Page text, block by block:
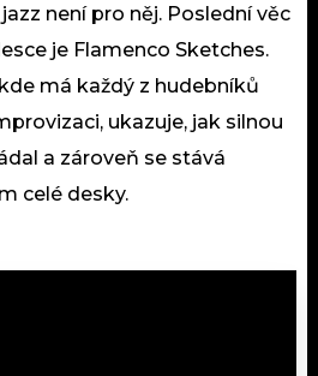
není pro něj. Poslední věc
je Flamenco Sketches.
má každý z hudebníků
ukazuje, jak silnou
a zároveň se stává
celé desky.